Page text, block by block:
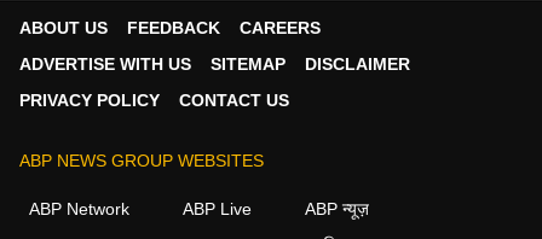
Written By :ABP Ananda
08 May 2026 12:09 AM (IST)
ABOUT US FEEDBACK
CAREERS
ADVERTISE WITH US
SITEMAP
DISCLAIMER
PRIVACY POLICY
CONTACT US
ABP NEWS GROUP WEBSITES
ABP Network ABP Live
ABP न्यूज़